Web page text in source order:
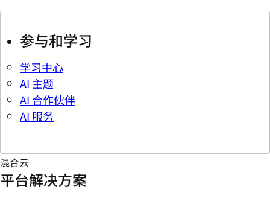
参与和学习
学习中心
AI 主题
AI 合作伙伴
AI 服务
混合云
平台解决方案